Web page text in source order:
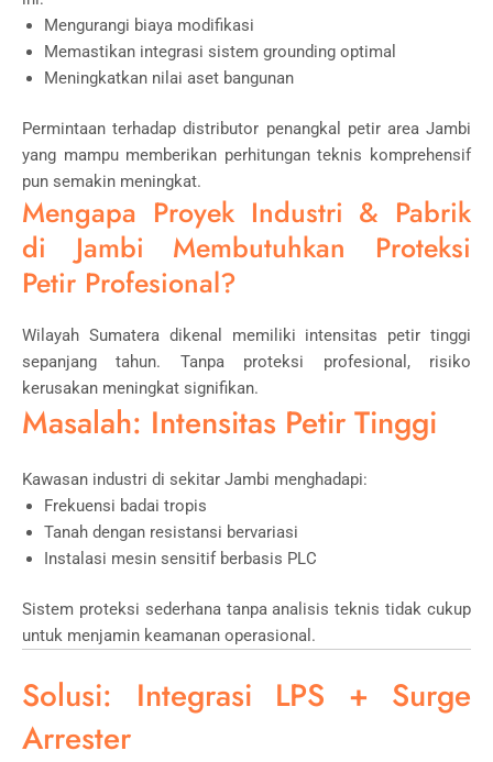
Mengurangi biaya modifikasi
Memastikan integrasi sistem grounding optimal
Meningkatkan nilai aset bangunan
Permintaan terhadap distributor penangkal petir area Jambi
yang mampu memberikan perhitungan teknis komprehensif
pun semakin meningkat.
Mengapa Proyek Industri & Pabrik
di Jambi Membutuhkan Proteksi
Petir Profesional?
Wilayah Sumatera dikenal memiliki intensitas petir tinggi
sepanjang tahun. Tanpa proteksi profesional, risiko
kerusakan meningkat signifikan.
Masalah: Intensitas Petir Tinggi
Kawasan industri di sekitar Jambi menghadapi:
Frekuensi badai tropis
Tanah dengan resistansi bervariasi
Instalasi mesin sensitif berbasis PLC
Sistem proteksi sederhana tanpa analisis teknis tidak cukup
untuk menjamin keamanan operasional.
Solusi: Integrasi LPS + Surge
Arrester